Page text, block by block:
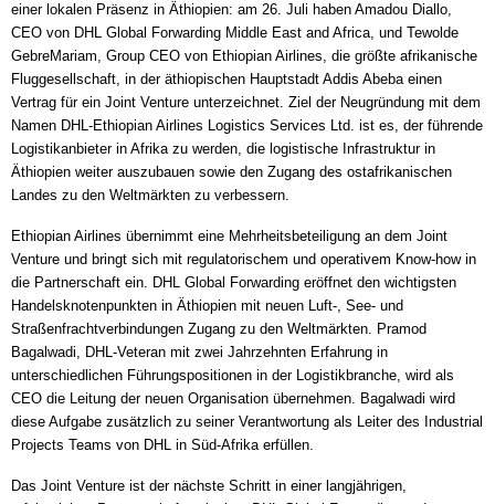
einer lokalen Präsenz in Äthiopien: am 26. Juli haben Amadou Diallo,
CEO von DHL Global Forwarding Middle East and Africa, und Tewolde
GebreMariam, Group CEO von Ethiopian Airlines, die größte afrikanische
Fluggesellschaft, in der äthiopischen Hauptstadt Addis Abeba einen
Vertrag für ein Joint Venture unterzeichnet. Ziel der Neugründung mit dem
Namen DHL-Ethiopian Airlines Logistics Services Ltd. ist es, der führende
Logistikanbieter in Afrika zu werden, die logistische Infrastruktur in
Äthiopien weiter auszubauen sowie den Zugang des ostafrikanischen
Landes zu den Weltmärkten zu verbessern.
Ethiopian Airlines übernimmt eine Mehrheitsbeteiligung an dem Joint
Venture und bringt sich mit regulatorischem und operativem Know-how in
die Partnerschaft ein. DHL Global Forwarding eröffnet den wichtigsten
Handelsknotenpunkten in Äthiopien mit neuen Luft-, See- und
Straßenfrachtverbindungen Zugang zu den Weltmärkten. Pramod
Bagalwadi, DHL-Veteran mit zwei Jahrzehnten Erfahrung in
unterschiedlichen Führungspositionen in der Logistikbranche, wird als
CEO die Leitung der neuen Organisation übernehmen. Bagalwadi wird
diese Aufgabe zusätzlich zu seiner Verantwortung als Leiter des Industrial
Projects Teams von DHL in Süd-Afrika erfüllen.
Das Joint Venture ist der nächste Schritt in einer langjährigen,